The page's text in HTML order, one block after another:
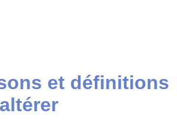
et définitions